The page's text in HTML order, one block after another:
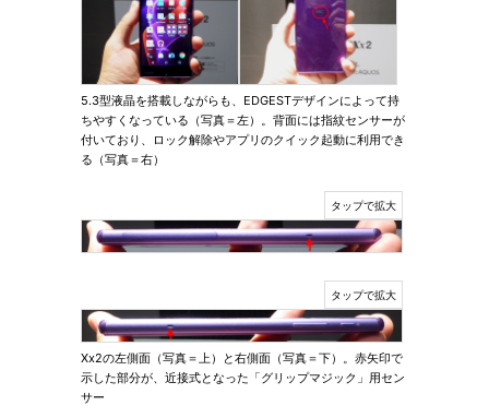
5.3型液晶を搭載しながらも、EDGESTデザインによって持
ちやすくなっている（写真＝左）。背面には指紋センサーが
付いており、ロック解除やアプリのクイック起動に利用でき
る（写真＝右）
Xx2の左側面（写真＝上）と右側面（写真＝下）。赤矢印で
示した部分が、近接式となった「グリップマジック」用セン
サー